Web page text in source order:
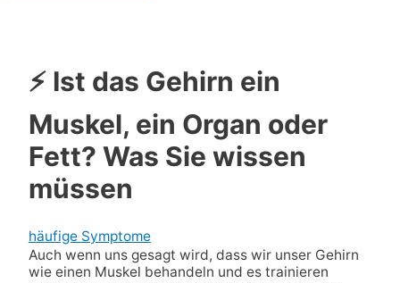
⚡ Ist das Gehirn ein
Muskel, ein Organ oder
Fett? Was Sie wissen
müssen
häufige Symptome
Auch wenn uns gesagt wird, dass wir unser Gehirn
wie einen Muskel behandeln und es trainieren